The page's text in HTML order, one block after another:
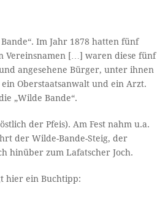
Im Jahr 1878 hatten fünf
Vereinsnamen […] waren diese fünf
angesehene Bürger, unter ihnen
Oberstaatsanwalt und ein Arzt.
„Wilde Bande“.
der Pfeis). Am Fest nahm u.a.
der Wilde-Bande-Steig, der
hinüber zum Lafatscher Joch.
hier ein Buchtipp: